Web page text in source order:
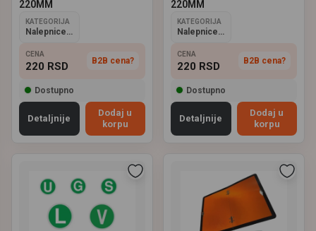
220MM
KATEGORIJA
Nalepnice i table
CENA
220 RSD B2B cena?
Dostupno
Detaljnije
Dodaj u
korpu
220MM
KATEGORIJA
Nalepnice i table
CENA
220 RSD B2B cena?
Dostupno
Detaljnije
Dodaj u
korpu